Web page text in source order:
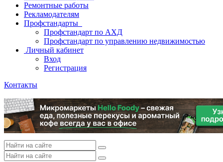
Ремонтные работы
Рекламодателям
Профстандарты
Профстандарт по АХД
Профстандарт по управлению недвижимостью
Личный кабинет
Вход
Регистрация
Контакты